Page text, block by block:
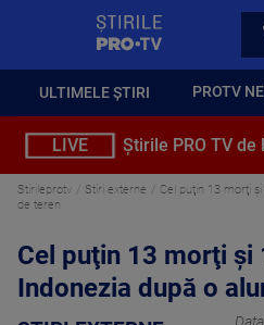
ULTIMELE ȘTIRI PROTV
LIVE Știrile PRO TV de
Stirileprotv Stiri externe
Cel puţin 13 morţi
de teren
Cel puţin 13 morţi şi
Indonezia după o